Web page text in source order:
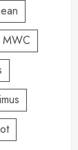
MWC